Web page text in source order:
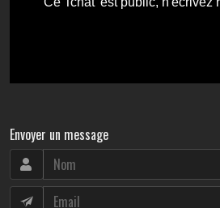
Envoyer un message